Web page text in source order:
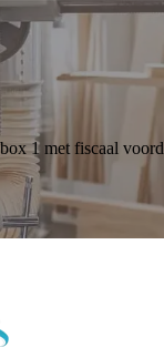
1 met fiscaal